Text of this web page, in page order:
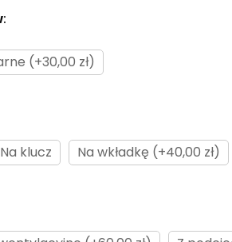
:
(+30,00 zł)
Na klucz Na wkładkę (+40,00 zł)